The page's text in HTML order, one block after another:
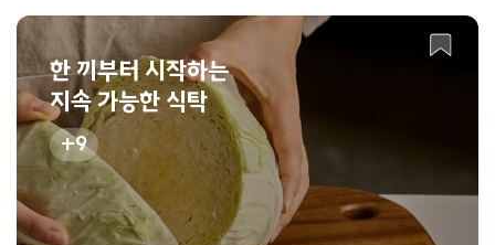
한 끼부터 시작하는
지속 가능한 식탁
9